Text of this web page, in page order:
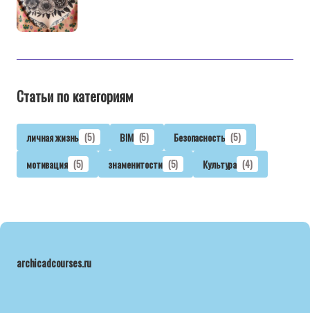
Статьи по категориям
личная жизнь (5) BIM (5) Безопасность (5)
мотивация (5) знаменитости (5) Культура (4)
archicadcourses.ru